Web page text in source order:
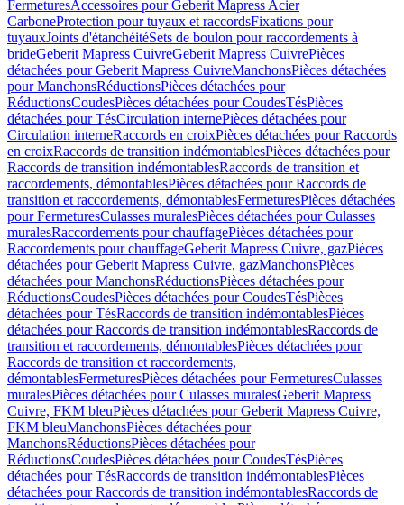
FermeturesAccessoires pour Geberit Mapress Acier
CarboneProtection pour tuyaux et raccordsFixations pour
tuyauxJoints d'étanchéitéSets de boulon pour raccordements à
brideGeberit Mapress CuivreGeberit Mapress CuivrePièces
détachées pour Geberit Mapress CuivreManchonsPièces détachées
pour ManchonsRéductionsPièces détachées pour
RéductionsCoudesPièces détachées pour CoudesTésPièces
détachées pour TésCirculation internePièces détachées pour
Circulation interneRaccords en croixPièces détachées pour Raccords
en croixRaccords de transition indémontablesPièces détachées pour
Raccords de transition indémontablesRaccords de transition et
raccordements, démontablesPièces détachées pour Raccords de
transition et raccordements, démontablesFermeturesPièces détachées
pour FermeturesCulasses muralesPièces détachées pour Culasses
muralesRaccordements pour chauffagePièces détachées pour
Raccordements pour chauffageGeberit Mapress Cuivre, gazPièces
détachées pour Geberit Mapress Cuivre, gazManchonsPièces
détachées pour ManchonsRéductionsPièces détachées pour
RéductionsCoudesPièces détachées pour CoudesTésPièces
détachées pour TésRaccords de transition indémontablesPièces
détachées pour Raccords de transition indémontablesRaccords de
transition et raccordements, démontablesPièces détachées pour
Raccords de transition et raccordements,
démontablesFermeturesPièces détachées pour FermeturesCulasses
muralesPièces détachées pour Culasses muralesGeberit Mapress
Cuivre, FKM bleuPièces détachées pour Geberit Mapress Cuivre,
FKM bleuManchonsPièces détachées pour
ManchonsRéductionsPièces détachées pour
RéductionsCoudesPièces détachées pour CoudesTésPièces
détachées pour TésRaccords de transition indémontablesPièces
détachées pour Raccords de transition indémontablesRaccords de